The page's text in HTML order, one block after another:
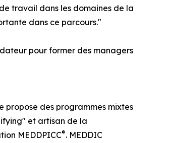
travail dans les domaines de la
dans ce parcours."
pour former des managers
propose des programmes mixtes
et artisan de la
MEDDPICC®. MEDDIC